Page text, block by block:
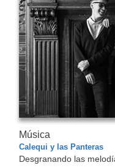
Música
Calequi y las Panteras
Desgranando las